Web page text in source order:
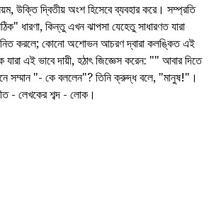
উক্তি দ্বিতীয় অংশ হিসেবে ব্যবহার করে। সম্প্রতি
ধারণা, কিন্তু এখন ঝাপসা যেহেতু সাধারণত যারা
করলে; কোনো অশোভন আচরণ দ্বারা কলঙ্কিত এই
এই ভাবে দায়ী, হঠাৎ জিজ্ঞেস করেন: "" আবার দিতে
সম্মান "- কে বললেন"? তিনি ক্রুদ্ধ বলে, "মানুষ!"।
- লেখকের শব্দ - লোক।